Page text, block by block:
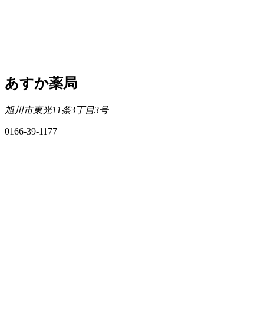
あすか薬局
旭川市東光11条3丁目3号
0166-39-1177